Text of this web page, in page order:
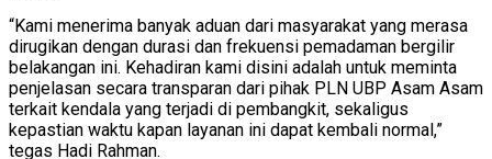
“Kami menerima banyak aduan dari masyarakat yang merasa
dirugikan dengan durasi dan frekuensi pemadaman bergilir
belakangan ini. Kehadiran kami disini adalah untuk meminta
penjelasan secara transparan dari pihak PLN UBP Asam Asam
terkait kendala yang terjadi di pembangkit, sekaligus
kepastian waktu kapan layanan ini dapat kembali normal,”
tegas Hadi Rahman.